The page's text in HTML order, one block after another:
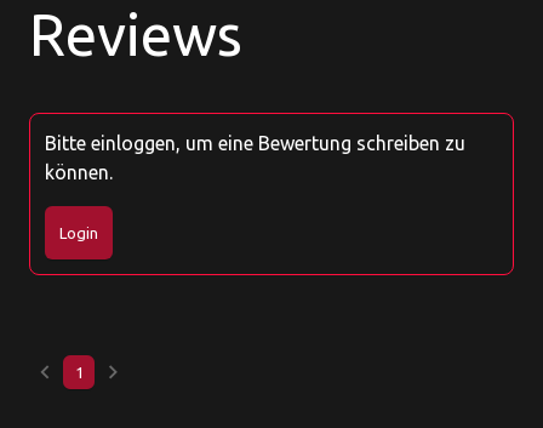
Reviews
Bitte einloggen, um eine Bewertung schreiben zu
können.
Login
keyboard_arrow_left 1 keyboard_arrow_right